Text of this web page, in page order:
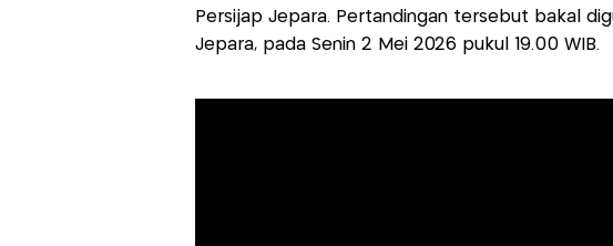
Persijap Jepara. Pertandingan tersebut bakal
Jepara, pada Senin 2 Mei 2026 pukul 19.00 WIB.